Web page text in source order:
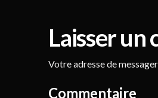
Laisser un
Votre adresse de
Commentaire